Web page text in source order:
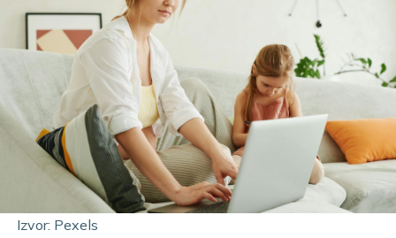
Izvor: Pexels